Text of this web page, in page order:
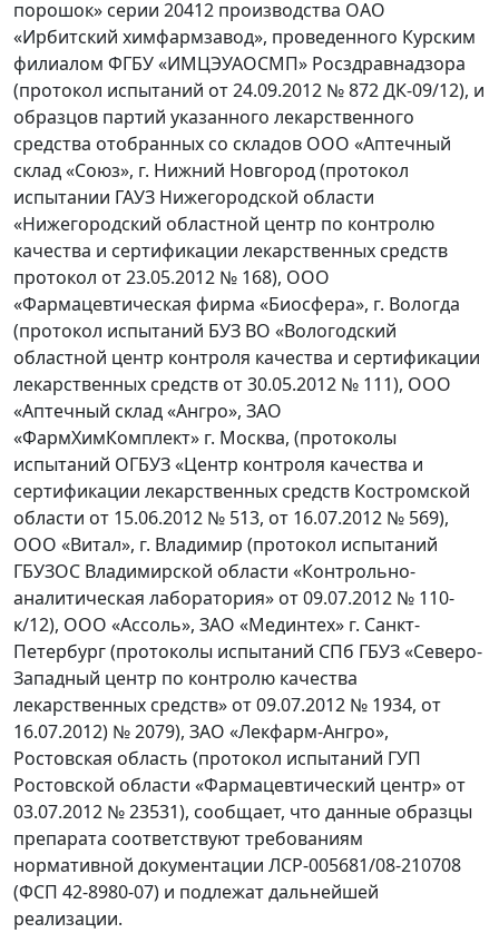
порошок» серии 20412 производства ОАО
«Ирбитский химфармзавод», проведенного Курским
филиалом ФГБУ «ИМЦЭУАОСМП» Росздравнадзора
(протокол испытаний от 24.09.2012 № 872 ДК-09/12), и
образцов партий указанного лекарственного
средства отобранных со складов ООО «Аптечный
склад «Союз», г. Нижний Новгород (протокол
испытании ГАУЗ Нижегородской области
«Нижегородский областной центр по контролю
качества и сертификации лекарственных средств
протокол от 23.05.2012 № 168), ООО
«Фармацевтическая фирма «Биосфера», г. Вологда
(протокол испытаний БУЗ ВО «Вологодский
областной центр контроля качества и сертификации
лекарственных средств от 30.05.2012 № 111), ООО
«Аптечный склад «Ангро», ЗАО
«ФармХимКомплект» г. Москва, (протоколы
испытаний ОГБУЗ «Центр контроля качества и
сертификации лекарственных средств Костромской
области от 15.06.2012 № 513, от 16.07.2012 № 569),
ООО «Витал», г. Владимир (протокол испытаний
ГБУЗОС Владимирской области «Контрольно-
аналитическая лаборатория» от 09.07.2012 № 110-
к/12), ООО «Ассоль», ЗАО «Мединтех» г. Санкт-
Петербург (протоколы испытаний СПб ГБУЗ «Северо-
Западный центр по контролю качества
лекарственных средств» от 09.07.2012 № 1934, от
16.07.2012) № 2079), ЗАО «Лекфарм-Ангро»,
Ростовская область (протокол испытаний ГУП
Ростовской области «Фармацевтический центр» от
03.07.2012 № 23531), сообщает, что данные образцы
препарата соответствуют требованиям
нормативной документации ЛСР-005681/08-210708
(ФСП 42-8980-07) и подлежат дальнейшей
реализации.